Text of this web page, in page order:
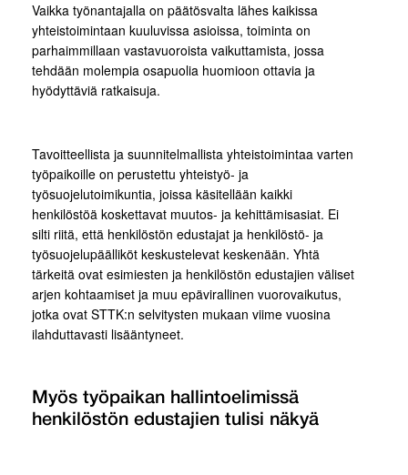
Vaikka työnantajalla on päätösvalta lähes kaikissa
yhteistoimintaan kuuluvissa asioissa, toiminta on
parhaimmillaan vastavuoroista vaikuttamista, jossa
tehdään molempia osapuolia huomioon ottavia ja
hyödyttäviä ratkaisuja.
Tavoitteellista ja suunnitelmallista yhteistoimintaa varten
työpaikoille on perustettu yhteistyö- ja
työsuojelutoimikuntia, joissa käsitellään kaikki
henkilöstöä koskettavat muutos- ja kehittämisasiat. Ei
silti riitä, että henkilöstön edustajat ja henkilöstö- ja
työsuojelupäälliköt keskustelevat keskenään. Yhtä
tärkeitä ovat esimiesten ja henkilöstön edustajien väliset
arjen kohtaamiset ja muu epävirallinen vuorovaikutus,
jotka ovat STTK:n selvitysten mukaan viime vuosina
ilahduttavasti lisääntyneet.
Myös työpaikan hallintoelimissä
henkilöstön edustajien tulisi näkyä